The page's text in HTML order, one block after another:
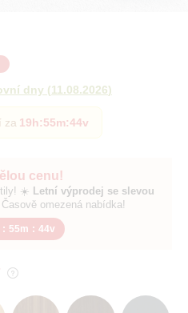
cenu!
☀️ Letní výprodej se slevou
Časově omezená nabídka!
: 55m : 44v
dny (11.08.2026)
za 19h:55m:44v